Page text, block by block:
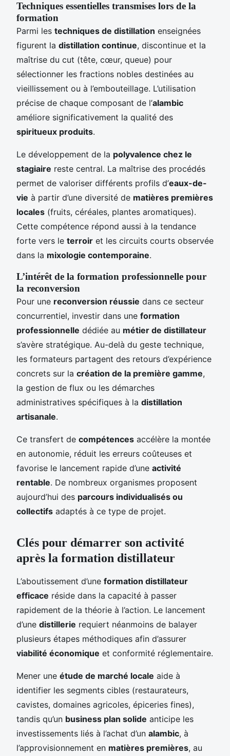
Techniques essentielles transmises lors de la
formation
Parmi les techniques de distillation enseignées
figurent la distillation continue, discontinue et la
maîtrise du cut (tête, cœur, queue) pour
sélectionner les fractions nobles destinées au
vieillissement ou à l’embouteillage. L’utilisation
précise de chaque composant de l’alambic
améliore significativement la qualité des
spiritueux produits.
Le développement de la polyvalence chez le
stagiaire reste central. La maîtrise des procédés
permet de valoriser différents profils d’eaux-de-
vie à partir d’une diversité de matières premières
locales (fruits, céréales, plantes aromatiques).
Cette compétence répond aussi à la tendance
forte vers le terroir et les circuits courts observée
dans la mixologie contemporaine.
L’intérêt de la formation professionnelle pour
la reconversion
Pour une reconversion réussie dans ce secteur
concurrentiel, investir dans une formation
professionnelle dédiée au métier de distillateur
s’avère stratégique. Au-delà du geste technique,
les formateurs partagent des retours d’expérience
concrets sur la création de la première gamme,
la gestion de flux ou les démarches
administratives spécifiques à la distillation
artisanale.
Ce transfert de compétences accélère la montée
en autonomie, réduit les erreurs coûteuses et
favorise le lancement rapide d’une activité
rentable. De nombreux organismes proposent
aujourd’hui des parcours individualisés ou
collectifs adaptés à ce type de projet.
Clés pour démarrer son activité
après la formation distillateur
L’aboutissement d’une formation distillateur
efficace réside dans la capacité à passer
rapidement de la théorie à l’action. Le lancement
d’une distillerie requiert néanmoins de balayer
plusieurs étapes méthodiques afin d’assurer
viabilité économique et conformité réglementaire.
Mener une étude de marché locale aide à
identifier les segments cibles (restaurateurs,
cavistes, domaines agricoles, épiceries fines),
tandis qu’un business plan solide anticipe les
investissements liés à l’achat d’un alambic, à
l’approvisionnement en matières premières, au